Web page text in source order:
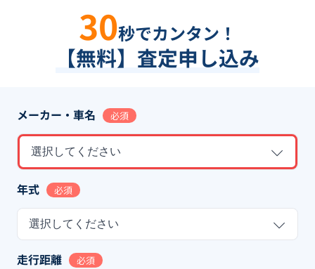
30秒でカンタン！
【無料】査定申し込み
メーカー・車名 必須
選択してください
年式 必須
選択してください
走行距離 必須